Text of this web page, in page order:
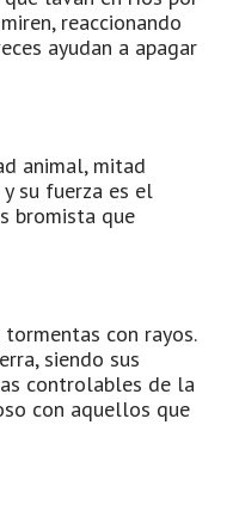
reaccionando
ayudan a apagar
animal, mitad
su fuerza es el
bromista que
con rayos.
siendo sus
controlables de la
con aquellos que